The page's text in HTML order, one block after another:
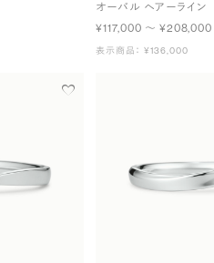
オーバル ヘアーライン
¥117,000 〜 ¥208,000
表示商品： ¥136,000